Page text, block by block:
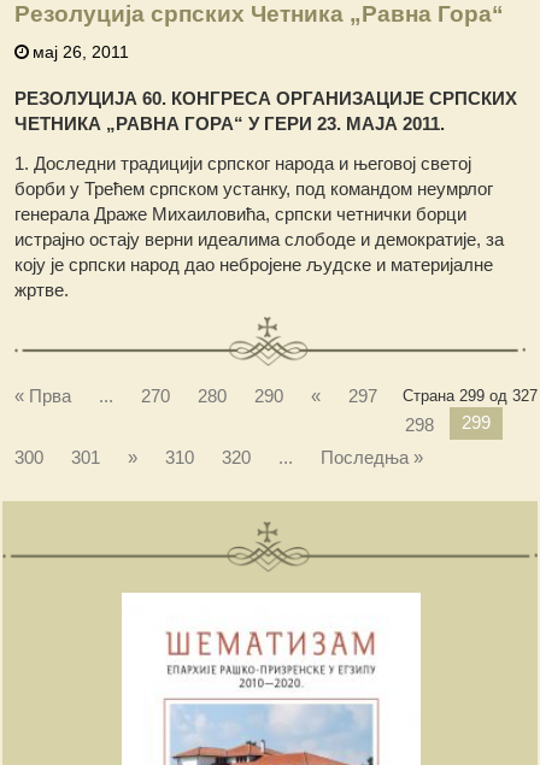
Резолуција српских Четника „Равна Гора“
мај 26, 2011
РЕЗОЛУЦИЈА 60. КОНГРЕСА ОРГАНИЗАЦИЈЕ СРПСКИХ
ЧЕТНИКА „РАВНА ГОРА“ У ГЕРИ 23. МАЈА 2011.
1. Доследни традицији српског народа и његовој светој
борби у Трећем српском устанку, под командом неумрлог
генерала Драже Михаиловића, српски четнички борци
истрајно остају верни идеалима слободе и демократије, за
коју је српски народ дао небројене људске и материјалне
жртве.
Страна 299 од 327
« Прва ... 270 280 290 «
297
298
299
300
301 » 310 320 ... Последња »